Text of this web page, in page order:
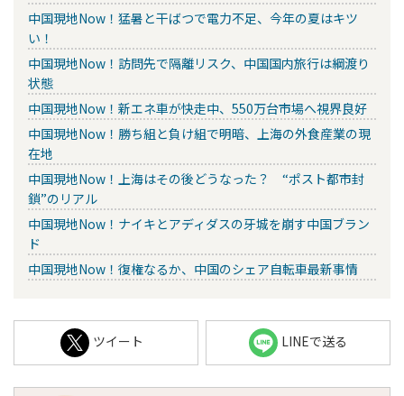
中国現地Now！猛暑と干ばつで電力不足、今年の夏はキツ
い！
中国現地Now！訪問先で隔離リスク、中国国内旅行は綱渡り
状態
中国現地Now！新エネ車が快走中、550万台市場へ視界良好
中国現地Now！勝ち組と負け組で明暗、上海の外食産業の現
在地
中国現地Now！上海はその後どうなった？ “ポスト都市封
鎖”のリアル
中国現地Now！ナイキとアディダスの牙城を崩す中国ブラン
ド
中国現地Now！復権なるか、中国のシェア自転車最新事情
ツイート LINEで送る